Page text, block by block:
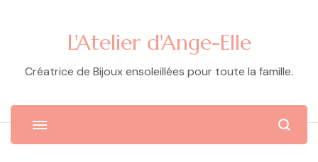
L'Atelier d'Ange-Elle
Créatrice de Bijoux ensoleillées pour toute la famille.